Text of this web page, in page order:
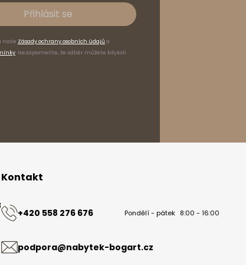
Přihlásit se
naše Zásady ochrany osobních údajů a
. Nezapomeňte, že odběr můžete kdykoli
Kontakt
+420 558 276 676 Pondělí - pátek 8:00 - 16:00
podpora@nabytek-bogart.cz